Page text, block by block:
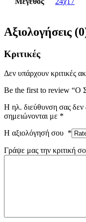
Αξιολογήσεις
Κριτικές
Δεν υπάρχουν κριτικές
Be the first to review “Ο
Η ηλ. διεύθυνση σας δεν
σημειώνονται με *
Η αξιολόγησή σου *
Γράψε μας την κριτική